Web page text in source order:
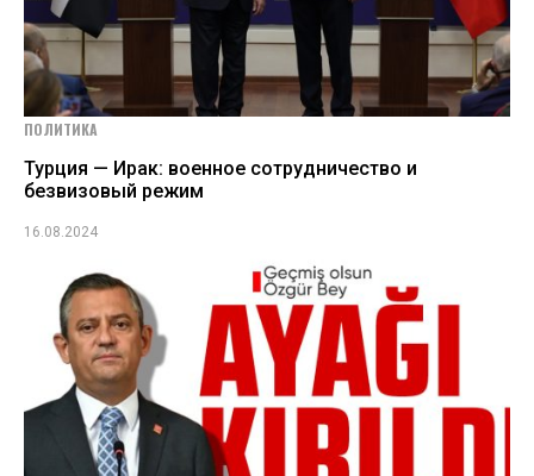
ПОЛИТИКА
Турция — Ирак: военное сотрудничество и
безвизовый режим
16.08.2024